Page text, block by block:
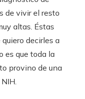
de vivir el resto
altas. Éstas
decirles a
es que toda la
provino de una